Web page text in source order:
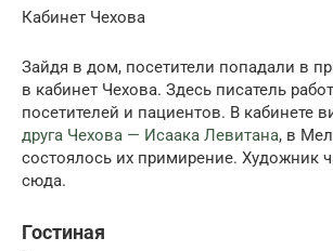
Кабинет Чехова
Зайдя в дом, посетители попадали в
в кабинет Чехова. Здесь писатель
посетителей и пациентов. В кабинете
друга Чехова — Исаака Левитана, в
состоялось их примирение. Художник
сюда.
Гостиная